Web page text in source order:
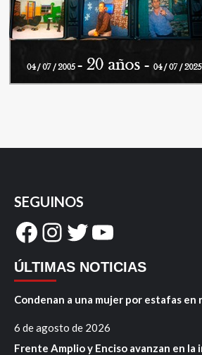
SEGUINOS
Facebook
Instagram
Twitter
YouTube
ÚLTIMAS NOTICIAS
Condenan a una mujer por estafas en
6 de agosto de 2026
Frente Amplio y Enciso avanzan en